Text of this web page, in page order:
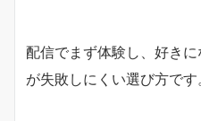
配信でまず体験し、好き
が失敗しにくい選び方です